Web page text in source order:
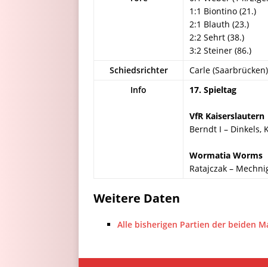
1:1 Biontino (21.)
2:1 Blauth (23.)
2:2 Sehrt (38.)
3:2 Steiner (86.)
Schiedsrichter
Carle (Saarbrücken)
Info
17. Spieltag
VfR Kaiserslautern
Berndt I – Dinkels,
Wormatia Worms
Ratajczak –
Weitere Daten
Alle bisherigen Partien der beiden